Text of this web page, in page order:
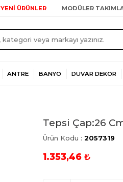
YENİ ÜRÜNLER MODÜLER
ANTRE BANYO DUVAR DEKOR
Tepsi Çap:26
Ürün Kodu : 2057319
1.353,46 ₺